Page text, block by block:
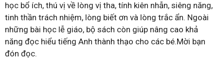
học bổ ích, thú vị về lòng vị tha, tính kiên nhẫn, siêng năng,
tinh thần trách nhiệm, lòng biết ơn và lòng trắc ẩn. Ngoài
những bài học lễ giáo, bộ sách còn giúp nâng cao khả
năng đọc hiểu tiếng Anh thành thạo cho các bé.Mời bạn
đón đọc.